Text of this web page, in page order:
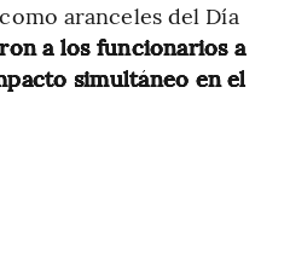
aranceles del Día
a los funcionarios a
simultáneo en el